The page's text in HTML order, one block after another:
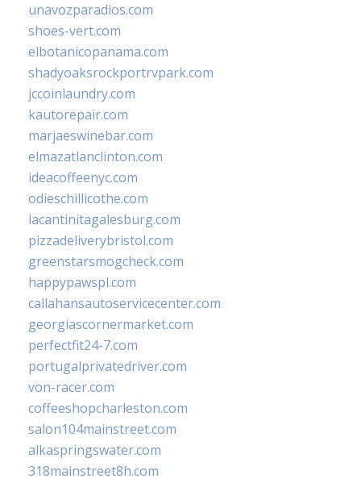
unavozparadios.com
shoes-vert.com
elbotanicopanama.com
shadyoaksrockportrvpark.com
jccoinlaundry.com
kautorepair.com
marjaeswinebar.com
elmazatlanclinton.com
ideacoffeenyc.com
odieschillicothe.com
lacantinitagalesburg.com
pizzadeliverybristol.com
greenstarsmogcheck.com
happypawspl.com
callahansautoservicecenter.com
georgiascornermarket.com
perfectfit24-7.com
portugalprivatedriver.com
von-racer.com
coffeeshopcharleston.com
salon104mainstreet.com
alkaspringswater.com
318mainstreet8h.com